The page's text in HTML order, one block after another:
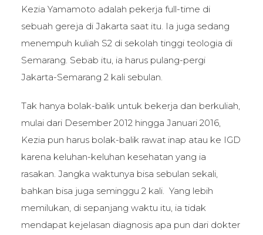
Kezia Yamamoto adalah pekerja full-time di
sebuah gereja di Jakarta saat itu. Ia juga sedang
menempuh kuliah S2 di sekolah tinggi teologia di
Semarang. Sebab itu, ia harus pulang-pergi
Jakarta-Semarang 2 kali sebulan.
Tak hanya bolak-balik untuk bekerja dan berkuliah,
mulai dari Desember 2012 hingga Januari 2016,
Kezia pun harus bolak-balik rawat inap atau ke IGD
karena keluhan-keluhan kesehatan yang ia
rasakan. Jangka waktunya bisa sebulan sekali,
bahkan bisa juga seminggu 2 kali. Yang lebih
memilukan, di sepanjang waktu itu, ia tidak
mendapat kejelasan diagnosis apa pun dari dokter